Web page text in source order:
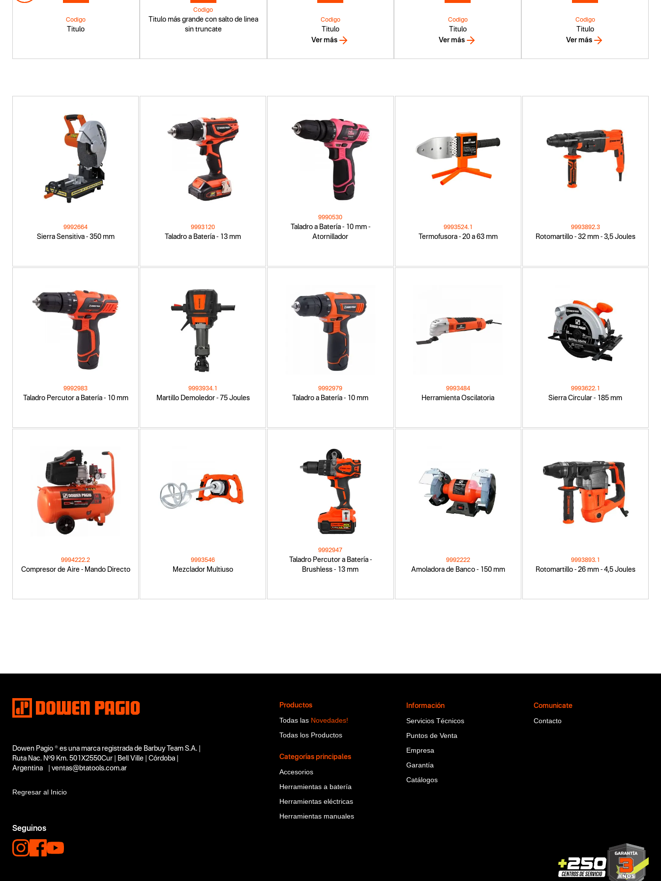
Titulo
Codigo
Titulo más grande con salto de linea
sin truncate
Codigo
Titulo
Codigo
Ver más
Titulo
Codigo
Ver más
Titulo
Codigo
Ver más
Sierra Sensitiva - 350 mm
9992664
Taladro a Batería - 13 mm
9993120
Taladro a Batería - 10 mm -
Atornillador
9990530
Termofusora - 20 a 63 mm
9993524.1
Rotomartillo - 32 mm - 3,5 Joules
9993892.3
Taladro Percutor a Batería - 10 mm
9992983
Martillo Demoledor - 75 Joules
9993934.1
Taladro a Batería - 10 mm
9992979
Herramienta Oscilatoria
9993484
Sierra Circular - 185 mm
9993622.1
Compresor de Aire - Mando Directo
9994222.2
Mezclador Multiuso
9993546
Taladro Percutor a Batería -
Brushless - 13 mm
9992947
Amoladora de Banco - 150 mm
9992222
Rotomartillo - 26 mm - 4,5 Joules
9993893.1
Segmentos - pendiente
Construcción
Capacidad
Funcion o uso
De banco o mesa
Tecnologia
Dowen Pagio ® es una marca registrada de Barbuy Team S.A. |
Ruta Nac. Nº9 Km. 501X2550Cur | Bell Ville | Córdoba |
Argentina | ventas@btatools.com.ar
Regresar al Inicio
Seguinos
Productos
Todas las Novedades!
Todas los Productos
Categorías principales
Accesorios
Herramientas a batería
Herramientas eléctricas
Herramientas manuales
Información
Servicios Técnicos
Puntos de Venta
Empresa
Garantía
Catálogos
Comunicate
Contacto